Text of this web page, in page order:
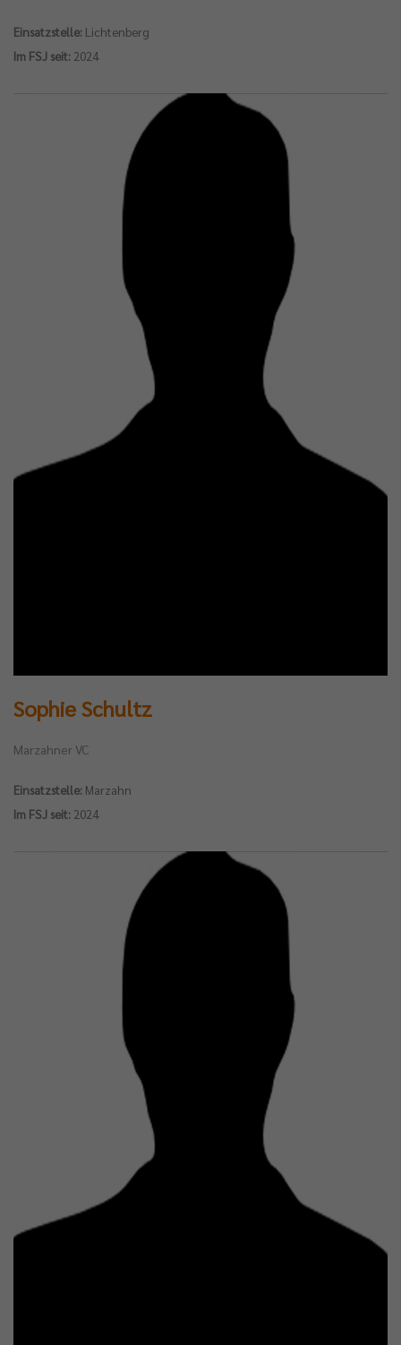
Einsatzstelle: Lichtenberg
Im FSJ seit: 2024
Sophie Schultz
Marzahner VC
Einsatzstelle: Marzahn
Im FSJ seit: 2024